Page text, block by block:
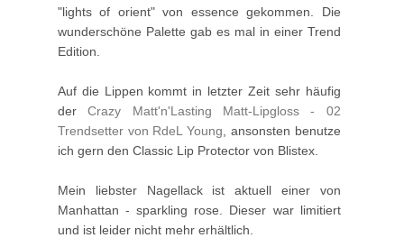
"lights of orient" von essence gekommen. Die
wunderschöne Palette gab es mal in einer Trend
Edition.
Auf die Lippen kommt in letzter Zeit sehr häufig
derCrazy Matt'n'Lasting Matt-Lipgloss - 02
Trendsetter von RdeL Young , ansonsten benutze
ich gern den Classic Lip Protector von Blistex.
Mein liebster Nagellack ist aktuell einer von
Manhattan - sparkling rose. Dieser war limitiert
und ist leider nicht mehr erhältlich.